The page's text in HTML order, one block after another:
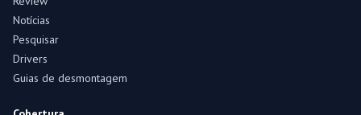
Notícias
Pesquisar
Drivers
Guias de desmontagem